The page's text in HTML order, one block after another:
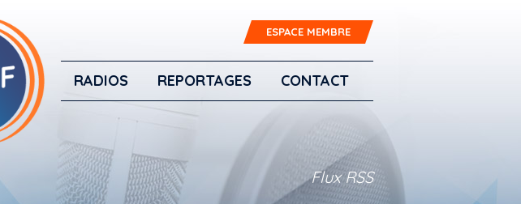
ESPACE MEMBRE
RADIOS REPORTAGES CONTACT
Flux RSS